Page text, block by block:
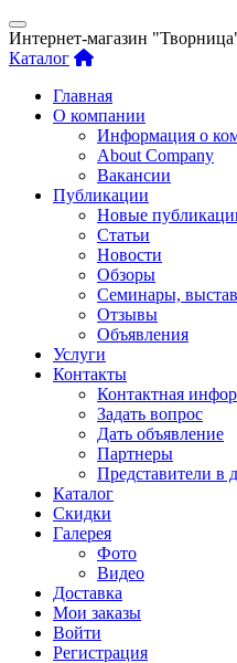
Интернет-магазин
Каталог
Главная
О компании
Информация о
About Company
Вакансии
Публикации
Новые
Статьи
Новости
Обзоры
Семинары,
Отзывы
Объявления
Услуги
Контакты
Контактная
Задать вопрос
Дать объявление
Партнеры
Представители в
Каталог
Скидки
Галерея
Фото
Видео
Доставка
Мои заказы
Войти
Регистрация